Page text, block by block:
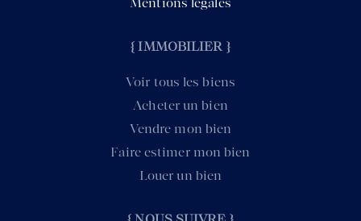
Mentions légales
{ IMMOBILIER }
Voir tous les biens
Acheter un bien
Vendre mon bien
Faire estimer mon bien
Louer un bien